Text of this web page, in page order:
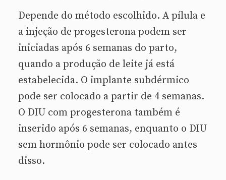
Depende do método escolhido. A pílula e
a injeção de progesterona podem ser
iniciadas após 6 semanas do parto,
quando a produção de leite já está
estabelecida. O implante subdérmico
pode ser colocado a partir de 4 semanas.
O DIU com progesterona também é
inserido após 6 semanas, enquanto o DIU
sem hormônio pode ser colocado antes
disso.